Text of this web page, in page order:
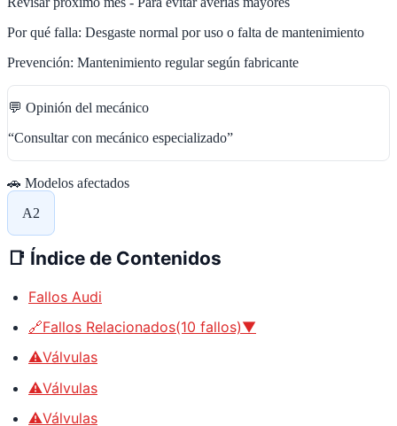
Por qué falla: Desgaste normal por uso o falta de mantenimiento
Prevención: Mantenimiento regular según fabricante
💬 Opinión del mecánico
“Consultar con mecánico especializado”
🚗 Modelos afectados
A2
📑 Índice de Contenidos
Fallos Audi
🔗Fallos Relacionados(10 fallos)▼
⚠️Válvulas
⚠️Válvulas
⚠️Válvulas